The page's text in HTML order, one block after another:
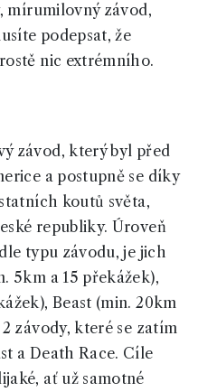
mírumilovný závod,
podepsat, že
nic extrémního.
závod, který byl před
a postupně se díky
koutů světa,
republiky. Úroveň
typu závodu, je jich
5km a 15 překážek),
Beast (min. 20km
závody, které se zatím
a Death Race. Cíle
ať už samotné